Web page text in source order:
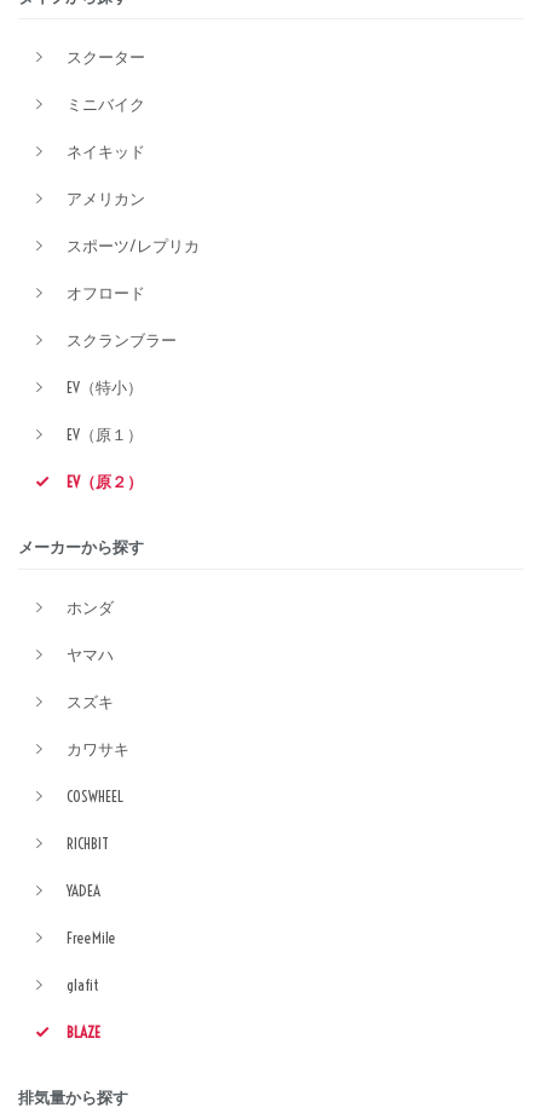
スクーター
ミニバイク
ネイキッド
アメリカン
スポーツ/レプリカ
オフロード
スクランブラー
EV（特小）
EV（原１）
EV（原２）
メーカーから探す
ホンダ
ヤマハ
スズキ
カワサキ
COSWHEEL
RICHBIT
YADEA
FreeMile
glafit
BLAZE
排気量から探す